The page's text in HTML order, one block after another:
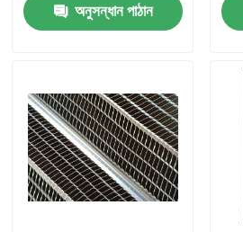
পণ্য
আমাদের সম্বন্ধে
অনুসন্ধান পাঠান